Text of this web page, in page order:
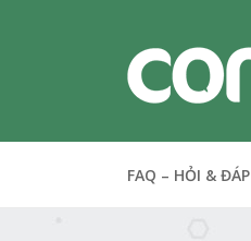
FAQ – HỎI & ĐÁP